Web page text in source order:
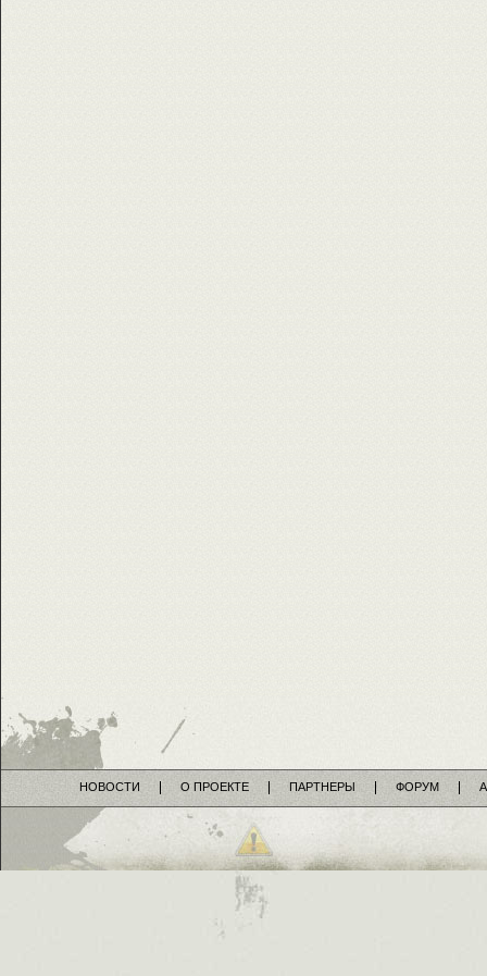
НОВОСТИ О ПРОЕКТЕ ПАРТНЕРЫ ФОРУМ